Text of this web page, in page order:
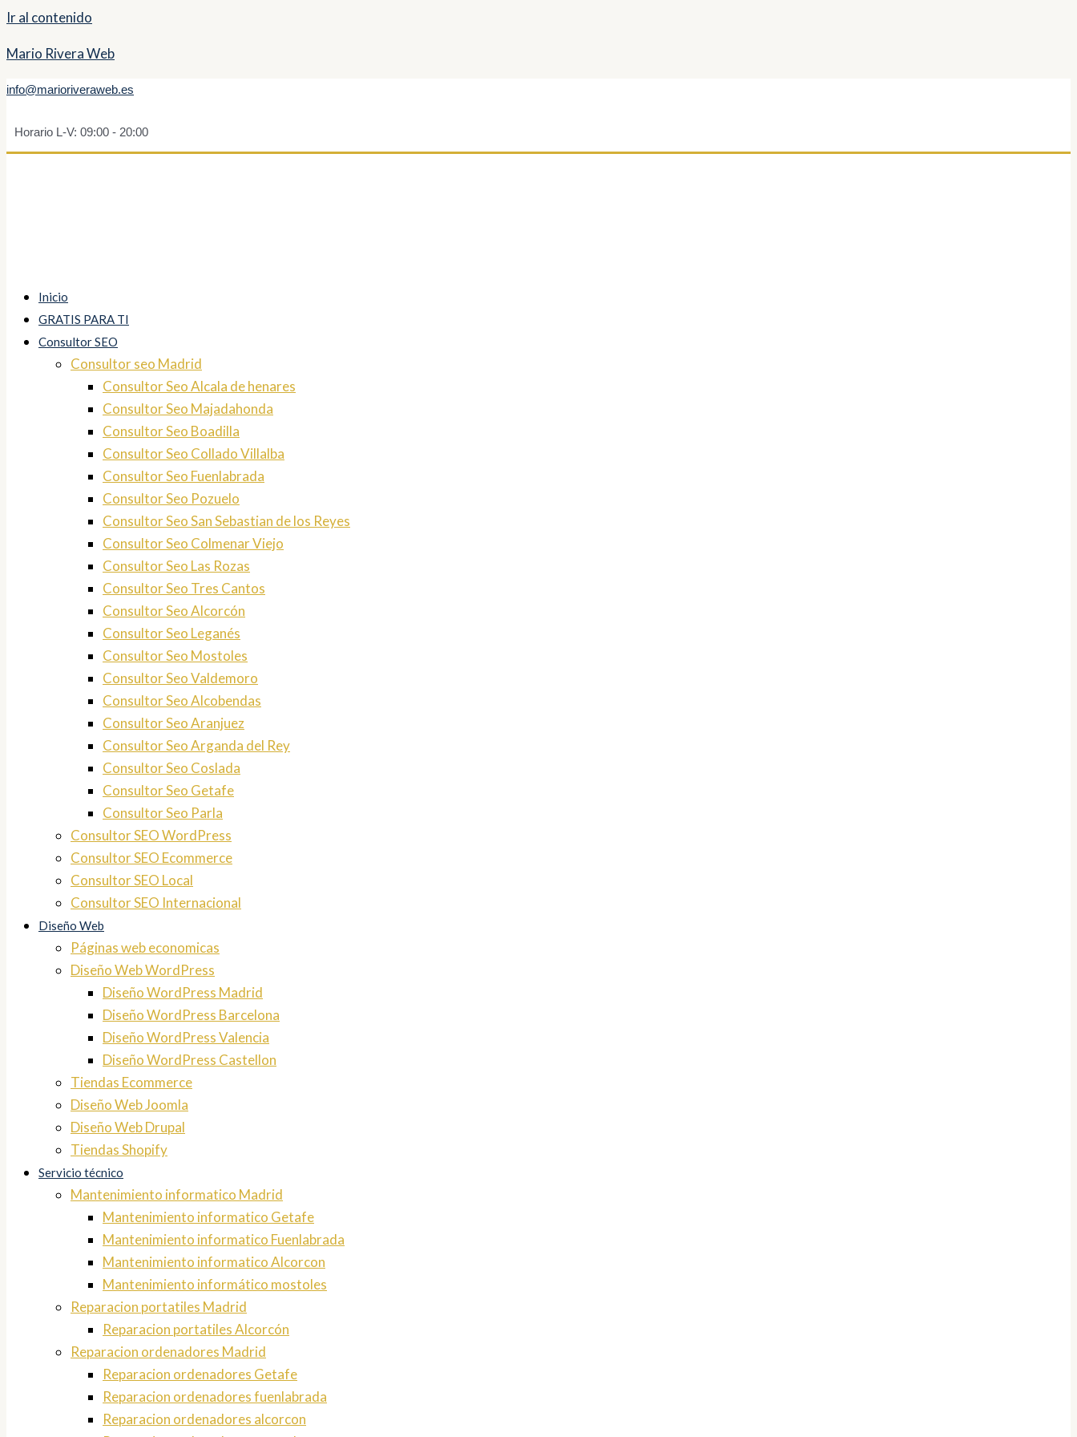
Ir al contenido
Mario Rivera Web
info@marioriveraweb.es
Horario L-V: 09:00 - 20:00
Inicio
GRATIS PARA TI
Consultor SEO
Consultor seo Madrid
Consultor Seo Alcala de henares
Consultor Seo Majadahonda
Consultor Seo Boadilla
Consultor Seo Collado Villalba
Consultor Seo Fuenlabrada
Consultor Seo Pozuelo
Consultor Seo San Sebastian de los Reyes
Consultor Seo Colmenar Viejo
Consultor Seo Las Rozas
Consultor Seo Tres Cantos
Consultor Seo Alcorcón
Consultor Seo Leganés
Consultor Seo Mostoles
Consultor Seo Valdemoro
Consultor Seo Alcobendas
Consultor Seo Aranjuez
Consultor Seo Arganda del Rey
Consultor Seo Coslada
Consultor Seo Getafe
Consultor Seo Parla
Consultor SEO WordPress
Consultor SEO Ecommerce
Consultor SEO Local
Consultor SEO Internacional
Diseño Web
Páginas web economicas
Diseño Web WordPress
Diseño WordPress Madrid
Diseño WordPress Barcelona
Diseño WordPress Valencia
Diseño WordPress Castellon
Tiendas Ecommerce
Diseño Web Joomla
Diseño Web Drupal
Tiendas Shopify
Servicio técnico
Mantenimiento informatico Madrid
Mantenimiento informatico Getafe
Mantenimiento informatico Fuenlabrada
Mantenimiento informatico Alcorcon
Mantenimiento informático mostoles
Reparacion portatiles Madrid
Reparacion portatiles Alcorcón
Reparacion ordenadores Madrid
Reparacion ordenadores Getafe
Reparacion ordenadores fuenlabrada
Reparacion ordenadores alcorcon